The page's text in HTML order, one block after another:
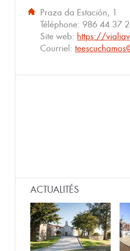
Praza da Estación, 1
Téléphone: 986 44 37
Site web: https://
Courriel:
ACTUALITÉS